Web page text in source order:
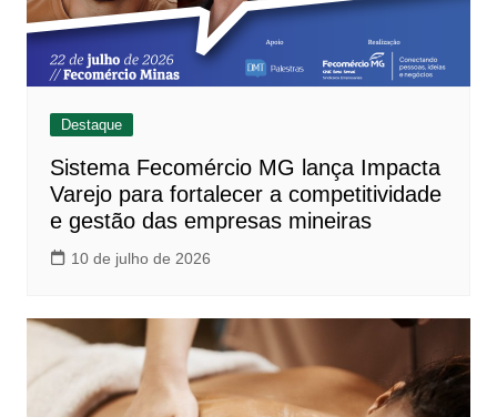
Destaque
Sistema Fecomércio MG lança Impacta
Varejo para fortalecer a competitividade
e gestão das empresas mineiras
10 de julho de 2026